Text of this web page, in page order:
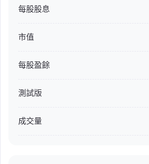
每股股息
市值
每股盈餘
測試版
成交量